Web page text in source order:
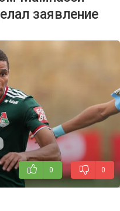
заявление
0 0